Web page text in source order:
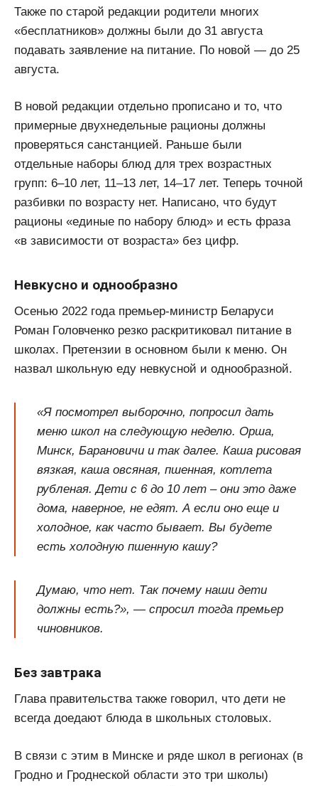
Также по старой редакции родители многих
«бесплатников» должны были до 31 августа
подавать заявление на питание. По новой — до 25
августа.
В новой редакции отдельно прописано и то, что
примерные двухнедельные рационы должны
проверяться санстанцией. Раньше были
отдельные наборы блюд для трех возрастных
групп: 6–10 лет, 11–13 лет, 14–17 лет. Теперь точной
разбивки по возрасту нет. Написано, что будут
рационы «единые по набору блюд» и есть фраза
«в зависимости от возраста» без цифр.
Невкусно и однообразно
Осенью 2022 года премьер-министр Беларуси
Роман Головченко резко раскритиковал питание в
школах. Претензии в основном были к меню. Он
назвал школьную еду невкусной и однообразной.
«Я посмотрел выборочно, попросил дать
меню школ на следующую неделю. Орша,
Минск, Барановичи и так далее. Каша рисовая
вязкая, каша овсяная, пшенная, котлета
рубленая. Дети с 6 до 10 лет – они это даже
дома, наверное, не едят. А если оно еще и
холодное, как часто бывает. Вы будете
есть холодную пшенную кашу?
Думаю, что нет. Так почему наши дети
должны есть?», — спросил тогда премьер
чиновников.
Без завтрака
Глава правительства также говорил, что дети не
всегда доедают блюда в школьных столовых.
В связи с этим в Минске и ряде школ в регионах (в
Гродно и Гроднеской области это три школы)